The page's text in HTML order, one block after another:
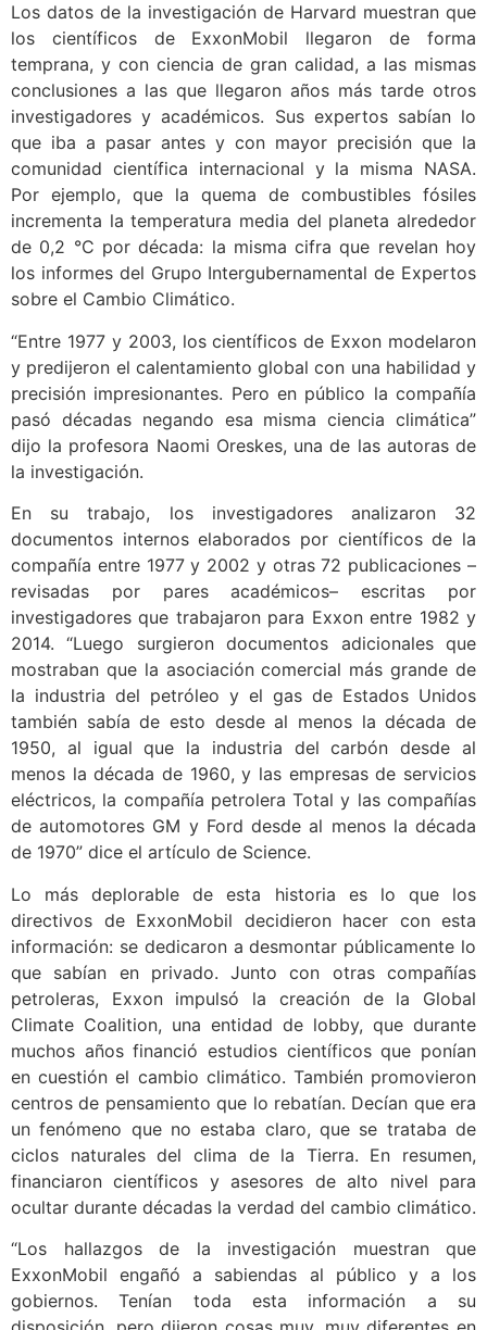
Los datos de la investigación de Harvard muestran que
los científicos de ExxonMobil llegaron de forma
temprana, y con ciencia de gran calidad, a las mismas
conclusiones a las que llegaron años más tarde otros
investigadores y académicos. Sus expertos sabían lo
que iba a pasar antes y con mayor precisión que la
comunidad científica internacional y la misma NASA.
Por ejemplo, que la quema de combustibles fósiles
incrementa la temperatura media del planeta alrededor
de 0,2 °C por década: la misma cifra que revelan hoy
los informes del Grupo Intergubernamental de Expertos
sobre el Cambio Climático.
“Entre 1977 y 2003, los científicos de Exxon modelaron
y predijeron el calentamiento global con una habilidad y
precisión impresionantes. Pero en público la compañía
pasó décadas negando esa misma ciencia climática”
dijo la profesora Naomi Oreskes, una de las autoras de
la investigación.
En su trabajo, los investigadores analizaron 32
documentos internos elaborados por científicos de la
compañía entre 1977 y 2002 y otras 72 publicaciones –
revisadas por pares académicos– escritas por
investigadores que trabajaron para Exxon entre 1982 y
2014. “Luego surgieron documentos adicionales que
mostraban que la asociación comercial más grande de
la industria del petróleo y el gas de Estados Unidos
también sabía de esto desde al menos la década de
1950, al igual que la industria del carbón desde al
menos la década de 1960, y las empresas de servicios
eléctricos, la compañía petrolera Total y las compañías
de automotores GM y Ford desde al menos la década
de 1970” dice el artículo de Science.
Lo más deplorable de esta historia es lo que los
directivos de ExxonMobil decidieron hacer con esta
información: se dedicaron a desmontar públicamente lo
que sabían en privado. Junto con otras compañías
petroleras, Exxon impulsó la creación de la Global
Climate Coalition, una entidad de lobby, que durante
muchos años financió estudios científicos que ponían
en cuestión el cambio climático. También promovieron
centros de pensamiento que lo rebatían. Decían que era
un fenómeno que no estaba claro, que se trataba de
ciclos naturales del clima de la Tierra. En resumen,
financiaron científicos y asesores de alto nivel para
ocultar durante décadas la verdad del cambio climático.
“Los hallazgos de la investigación muestran que
ExxonMobil engañó a sabiendas al público y a los
gobiernos. Tenían toda esta información a su